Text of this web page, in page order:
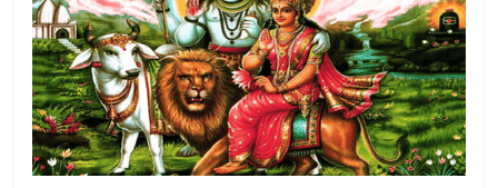
July 7, 2026 0
NEET-UG प्रदर्शन मामले में दिल्ली सरकार का बड़ा
फैसला, 13 FIR मामलों में प्रदर्शनकारियों को राहत
July 31, 2026 0